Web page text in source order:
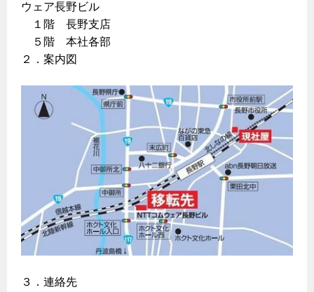
こんなときは
ガスくさいとき・警報器が鳴ったとき
ガスが出ないとき
ガスメーターの復帰方法
ガス器具が故障したとき
ガス給湯器・風呂釜の凍結予防方法
故障診断
ガス工事について
ガス工事に関する約款・委託要件・内管工事見積単価表
新しく都市ガスをご利用したい方へ
ガス・電気併用住宅とオール電化住宅の比較
経済性、環境性、創エネ
ライフステージ別に比較する
20代
40代～50代
プロパンガスから都市ガスへの切り替え
オーブン・炊飯器
オーブン
炊飯器
バスルーム
エコジョーズ
浴室暖房乾燥機・脱衣室
ミストサウナ
テレビCM
スタッフ
補助金について
リフォームのお知らせ
ショールーム
リフォームについてのお問い合わせ
電気料金の計算について
ご請求とお支払い
約款
電気料金のシミュレーション
ご契約・お手続き
停電時の対応
よくあるご質問
料理教室レンタル
情報誌
採用情報
ウェア長野ビル
１階 長野支店
５階 本社各部
２．案内図
３．連絡先